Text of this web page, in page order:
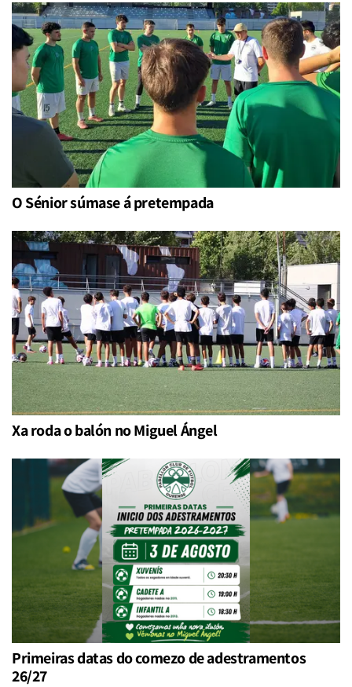
O Sénior súmase á pretempada
Xa roda o balón no Miguel Ángel
Primeiras datas do comezo de adestramentos
26/27